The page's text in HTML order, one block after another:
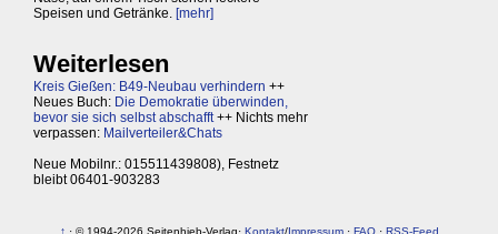
Speisen und Getränke. [mehr]
Weiterlesen
Kreis Gießen: B49-Neubau verhindern ++
Neues Buch: Die Demokratie überwinden,
bevor sie sich selbst abschafft++ Nichts mehr
verpassen: Mailverteiler&Chats
Neue Mobilnr.: 015511439808), Festnetz
bleibt 06401-903283